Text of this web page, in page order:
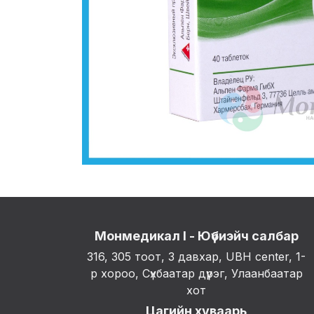
Монмедикал I - Юүбиэйч салбар
316, 305 тоот, 3 давхар, UBH center, 1-
р хороо, Сүхбаатар дүүрэг, Улаанбаатар
хот